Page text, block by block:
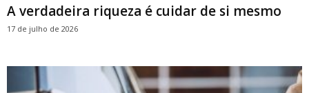
A verdadeira riqueza é cuidar de si mesmo
17 de julho de 2026